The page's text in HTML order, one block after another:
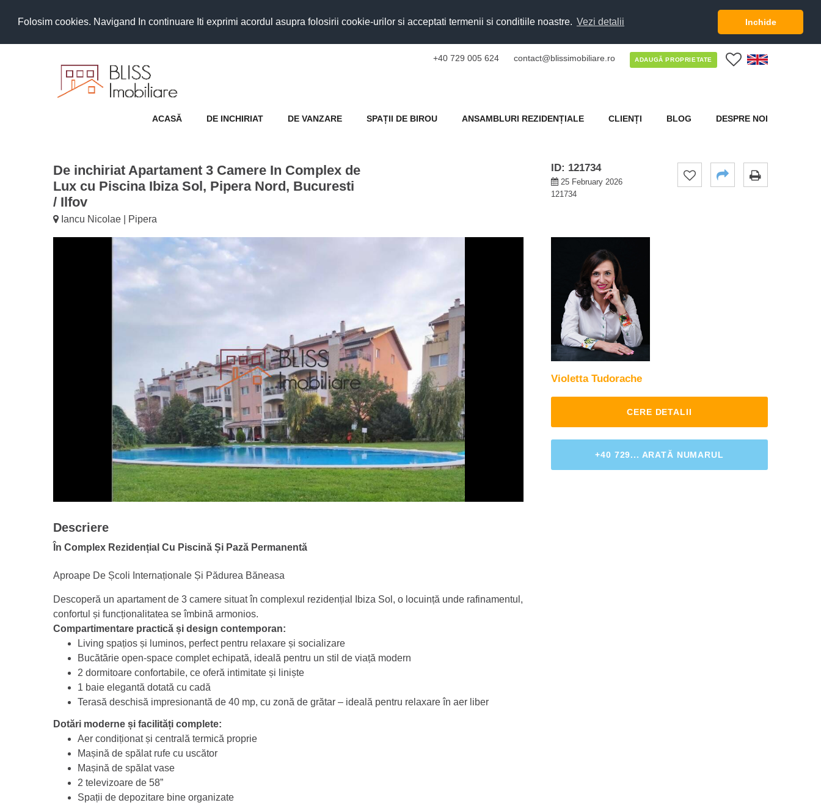
Folosim cookies. Navigand In continuare Iti exprimi acordul asupra folosirii cookie-urilor si acceptati termenii si conditiile noastre. Vezi detalii Inchide
+40 729 005 624 contact@blissimobiliare.ro ADAUGĂ PROPRIETATE
ACASĂ DE INCHIRIAT DE VANZARE SPAȚII DE BIROU ANSAMBLURI REZIDENȚIALE CLIENȚI BLOG DESPRE NOI
De inchiriat Apartament 3 Camere In Complex de
Lux cu Piscina Ibiza Sol, Pipera Nord, Bucuresti
/ Ilfov
Iancu Nicolae | Pipera
ID: 121734
25 February 2026
121734
Descriere
În Complex Rezidențial Cu Piscină Și Pază Permanentă
Aproape De Școli Internaționale Și Pădurea Băneasa
Descoperă un apartament de 3 camere situat în complexul rezidențial Ibiza Sol, o locuință unde rafinamentul,
confortul și funcționalitatea se îmbină armonios.
Compartimentare practică și design contemporan:
Living spațios și luminos, perfect pentru relaxare și socializare
Bucătărie open-space complet echipată, ideală pentru un stil de viață modern
2 dormitoare confortabile, ce oferă intimitate și liniște
1 baie elegantă dotată cu cadă
Terasă deschisă impresionantă de 40 mp, cu zonă de grătar – ideală pentru relaxare în aer liber
Dotări moderne și facilități complete:
Aer condiționat și centrală termică proprie
Mașină de spălat rufe cu uscător
Mașină de spălat vase
2 televizoare de 58”
Spații de depozitare bine organizate
Violetta Tudorache
CERE DETALII
+40 729... ARATĂ NUMARUL